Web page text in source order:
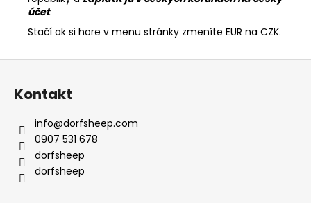
účet.
Stačí ak si hore v menu stránky zmeníte EUR na CZK.
Z
Kontakt
info@dorfsheep.com
0907 531 678
dorfsheep
dorfsheep